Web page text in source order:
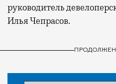
руководитель
Илья Чепрасов.